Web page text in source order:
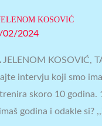
KOSOVIĆ
02/2024
JELENOM KOSOVIĆ,
intervju koji smo
skoro 10 godina.
godina i odakle si?